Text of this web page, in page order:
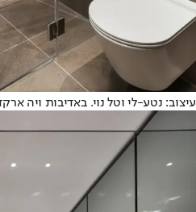
עיצוב: נטע-לי וטל נוי. באדיבות ויה